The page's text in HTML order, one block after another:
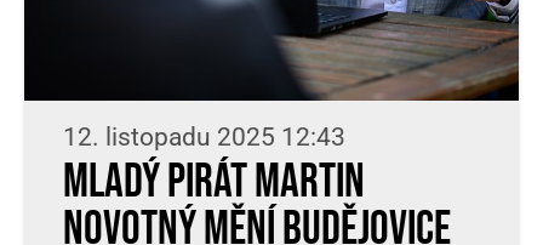
12. listopadu 2025 12:43
Mladý Pirát Martin
Novotný mění Budějovice